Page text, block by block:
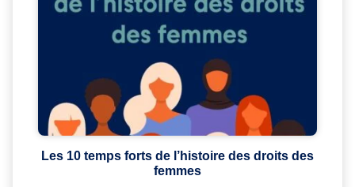
Les 10 temps forts de l’histoire des droits des
femmes